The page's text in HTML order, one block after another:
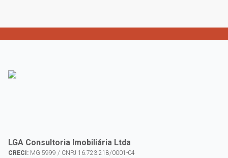
LGA Consultoria Imobiliária Ltda
CRECI: MG 5999 / CNPJ 16.723.218/0001-04